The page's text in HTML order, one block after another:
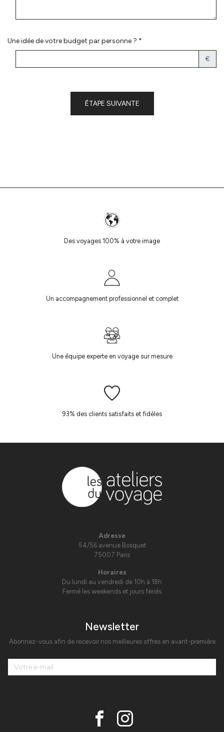
Une idée de votre budget par personne ? *
€
ÉTAPE SUIVANTE
Des voyages 100% à votre image
Un accompagnement professionnel et complet
Une équipe experte en voyage sur mesure
93% des clients satisfaits et fidèles
Adresse
54/56 avenue Bosquet
75007 Paris
Horaires
Du lundi au vendredi de 10h à 18h
Fermé les weekends et jours fériés
Newsletter
Abonnez-vous afin de recevoir nos meilleures offres en avant-première